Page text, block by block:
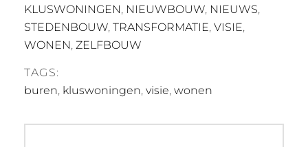
KLUSWONINGEN, NIEUWBOUW, NIEUWS,
STEDENBOUW, TRANSFORMATIE, VISIE,
WONEN, ZELFBOUW
TAGS:
buren, kluswoningen, visie, wonen